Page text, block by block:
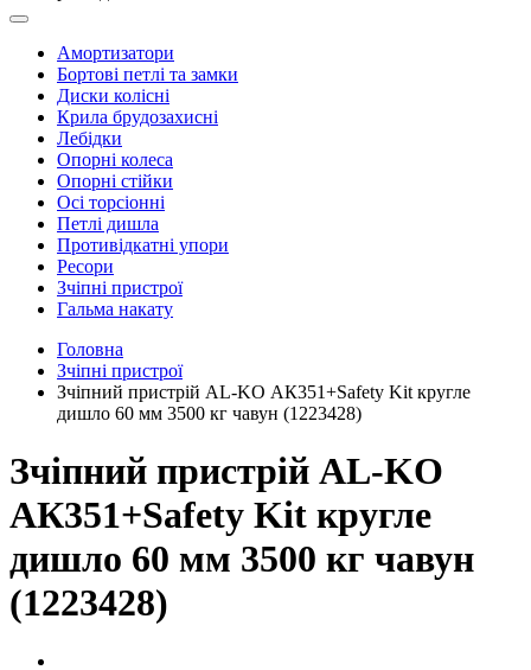
Амортизатори
Бортові петлі та замки
Диски колісні
Крила брудозахисні
Лебідки
Опорні колеса
Опорні стійки
Осі торсіонні
Петлі дишла
Противідкатні упори
Ресори
Зчіпні пристрої
Гальма накату
Головна
Зчіпні пристрої
Зчіпний пристрій AL-KO АК351+Safety Kit кругле
дишло 60 мм 3500 кг чавун (1223428)
Зчіпний пристрій AL-KO
АК351+Safety Kit кругле
дишло 60 мм 3500 кг чавун
(1223428)